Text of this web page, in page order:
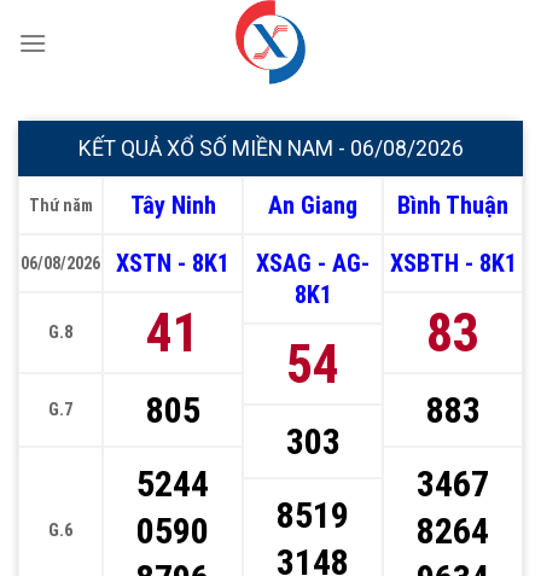
đến
KẾT QUẢ XỔ SỐ MIỀN NAM - 06/08/2026
Thứ năm
06/08/2026
G.8
G.7
G.6
Tây Ninh
XSTN - 8K1
41
805
5244
0590
An Giang
XSAG - AG-
8K1
54
303
8519
3148
Bình Thuận
XSBTH - 8K1
83
883
3467
8264